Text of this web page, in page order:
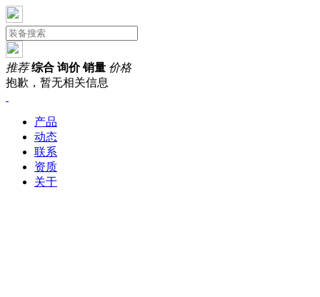
推荐 综合 询价 销量 价格
抱歉，暂无相关信息
产品
动态
联系
资质
关于